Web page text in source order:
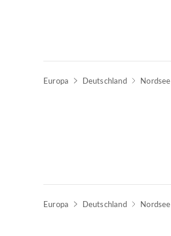
Europa Deutschland Nordsee
Europa Deutschland Nordsee